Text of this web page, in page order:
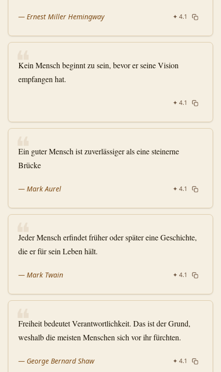
— Ernest Miller Hemingway ✦ 4.1
❝
Kein Mensch beginnt zu sein, bevor er seine Vision
empfangen hat.
✦ 4.1
❝
Ein guter Mensch ist zuverlässiger als eine steinerne
Brücke
— Mark Aurel ✦ 4.1
❝
Jeder Mensch erfindet früher oder später eine Geschichte,
die er für sein Leben hält.
— Mark Twain ✦ 4.1
❝
Freiheit bedeutet Verantwortlichkeit. Das ist der Grund,
weshalb die meisten Menschen sich vor ihr fürchten.
— George Bernard Shaw ✦ 4.1